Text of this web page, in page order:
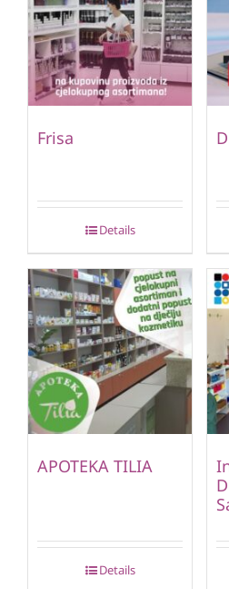
Frisa
Details
APOTEKA TILIA
Details